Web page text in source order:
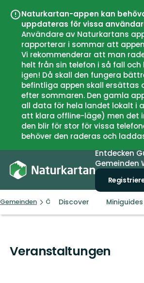
Naturkartan-appen kan
uppdateras för vissa
Användare av Naturkartans
rapporterar i sommar att
Vi rekommenderar att man
helt från sin telefon i så fall
igen! Då skall den fungera
befintliga appen skall ersättas
efter sommaren. Den gamla
all data för hela landet lokalt i
att klara offline-läge) men det
den blir för stor för vissa
behöver den raderas och
Entdecken
Gemeinden
Gemeinden Örkelljunga
Discover Miniguides
Veranstaltungen